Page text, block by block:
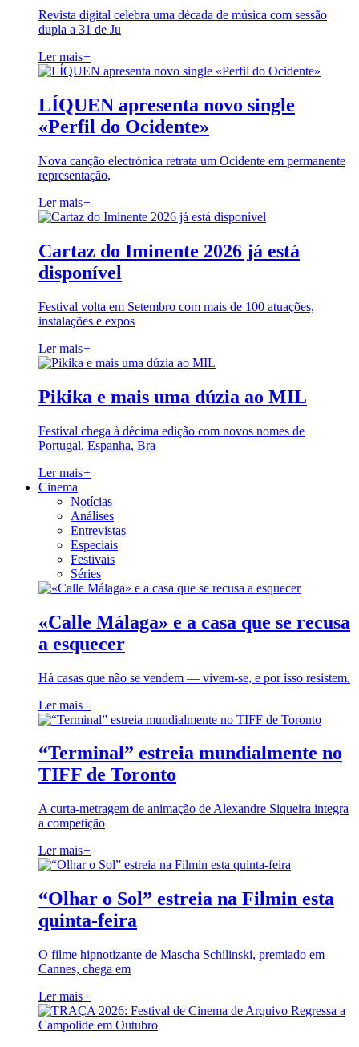
Revista digital celebra uma década de música com sessão
dupla a 31 de Ju
Ler mais+
LÍQUEN apresenta novo single
«Perfil do Ocidente»
Nova canção electrónica retrata um Ocidente em permanente
representação,
Ler mais+
Cartaz do Iminente 2026 já está
disponível
Festival volta em Setembro com mais de 100 atuações,
instalações e expos
Ler mais+
Pikika e mais uma dúzia ao MIL
Festival chega à décima edição com novos nomes de
Portugal, Espanha, Bra
Ler mais+
Cinema
Notícias
Análises
Entrevistas
Especiais
Festivais
Séries
«Calle Málaga» e a casa que se recusa
a esquecer
Há casas que não se vendem — vivem-se, e por isso resistem.
Ler mais+
“Terminal” estreia mundialmente no
TIFF de Toronto
A curta-metragem de animação de Alexandre Siqueira integra
a competição
Ler mais+
“Olhar o Sol” estreia na Filmin esta
quinta-feira
O filme hipnotizante de Mascha Schilinski, premiado em
Cannes, chega em
Ler mais+